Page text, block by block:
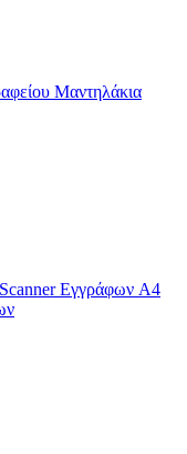
Μαντηλάκια
Εγγράφων A4